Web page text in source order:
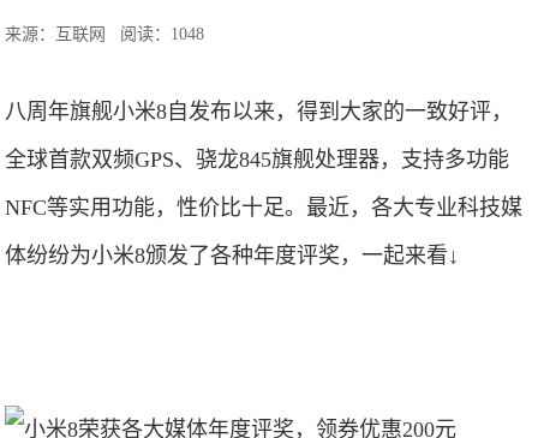
来源：互联网 阅读：1048
八周年旗舰小米8自发布以来，得到大家的一致好评，
全球首款双频GPS、骁龙845旗舰处理器，支持多功能
NFC等实用功能，性价比十足。最近，各大专业科技媒
体纷纷为小米8颁发了各种年度评奖，一起来看↓